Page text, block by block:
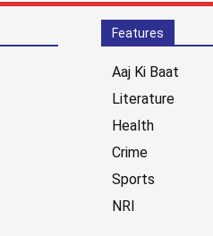
Features
Aaj Ki Baat
Literature
Health
Crime
Sports
NRI